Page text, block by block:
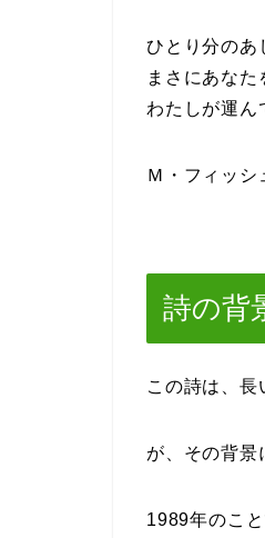
ひとり分のあ
まさにあなた
わたしが運ん
Ｍ・フィッシ
詩の背
この詩は、長
が、その背景
1989年のこと